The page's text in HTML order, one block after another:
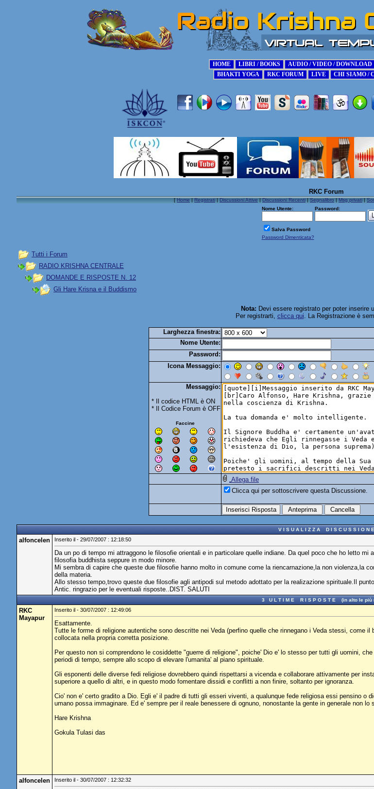
RKC Forum
[Home|Registrati|Discussioni Attive|Discussioni Recenti|Segnalibro|Msg privati|
Nome Utente:
Password:
Salva Password
Password Dimenticata?
Tutti i Forum
RADIO KRISHNA CENTRALE
DOMANDE E RISPOSTE N. 12
Gli Hare Krisna e il Buddismo
Nota: Devi essere registrato per poter inserire
Per registrarti, clicca qui. La Registrazione è
Larghezza finestra:
Nome Utente:
Password:
Icona Messaggio:
Messaggio:
* Il codice HTML è ON
* Il Codice Forum è OFF
Faccine
Allega file
Clicca qui per sottoscrivere questa Discussione.
V I S U A L I Z Z A D I S C U S S I O N E
alfoncelen Inserito il - 29/07/2007 : 12:18:50
Da un po di tempo mi attraggono le filosofie orientali e in particolare quelle indiane. Da quel poco che ho letto
filosofia buddhista seppure in modo minore.
Mi sembra di capire che queste due filosofie hanno molto in comune come la riencarnazione,la non violenza,la
della materia.
Allo stesso tempo,trovo queste due filosofie agli antipodi sul metodo adottato per la realizazione spirituale.Il
Antic. ringrazio per le eventuali risposte..DIST. SALUTI
3 U L T I M E R I S P O S T E (in alto le più
RKC
Mayapur
Inserito il - 30/07/2007 : 12:49:06
Esattamente.
Tutte le forme di religione autentiche sono descritte nei Veda (perfino quelle che rinnegano i Veda stessi, come
collocata nella propria corretta posizione.
Per questo non si comprendono le cosiddette "guerre di religione", poiche' Dio e' lo stesso per tutti gli uomini,
periodi di tempo, sempre allo scopo di elevare l'umanita' al piano spirituale.
Gli esponenti delle diverse fedi religiose dovrebbero quindi rispettarsi a vicenda e collaborare attivamente per
superiore a quello di altri, e in questo modo fomentare dissidi e conflitti a non finire, soltanto per ignoranza.
Cio' non e' certo gradito a Dio. Egli e' il padre di tutti gli esseri viventi, a qualunque fede religiosa essi pensino o
umano possa immaginare. Ed e' sempre per il reale benessere di ognuno, nonostante la gente in generale non lo
Hare Krishna
Gokula Tulasi das
alfoncelen Inserito il - 30/07/2007 : 12:32:32